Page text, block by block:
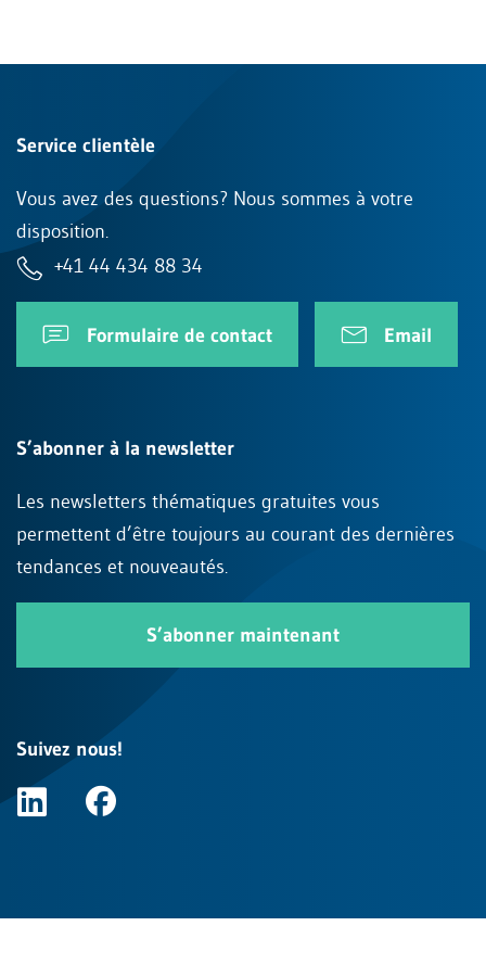
Service clientèle
Vous avez des questions? Nous sommes à votre
disposition.
+41 44 434 88 34
Formulaire de contact Email
S’abonner à la newsletter
Les newsletters thématiques gratuites vous
permettent d’être toujours au courant des dernières
tendances et nouveautés.
S’abonner maintenant
Suivez nous!